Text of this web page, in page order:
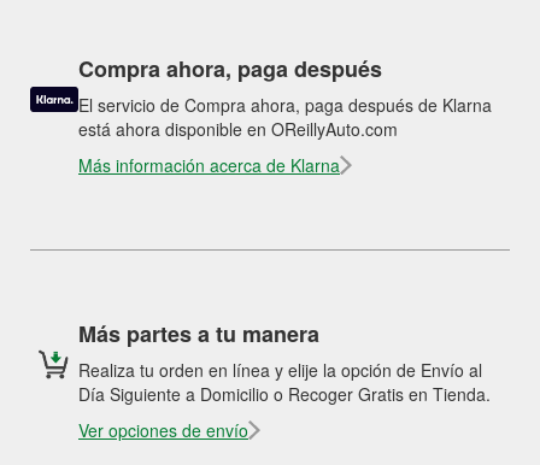
Compra ahora, paga después
El servicio de Compra ahora, paga después de Klarna
está ahora disponible en OReillyAuto.com
Más información acerca de Klarna
Más partes a tu manera
Realiza tu orden en línea y elije la opción de Envío al
Día Siguiente a Domicilio o Recoger Gratis en Tienda.
Ver opciones de envío